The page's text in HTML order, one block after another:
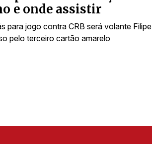
e onde assistir
para jogo contra CRB será volante Filipe
pelo terceiro cartão amarelo